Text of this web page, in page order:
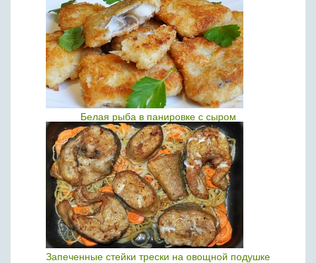
Белая рыба в панировке с сыром
Запеченные стейки трески на овощной подушке